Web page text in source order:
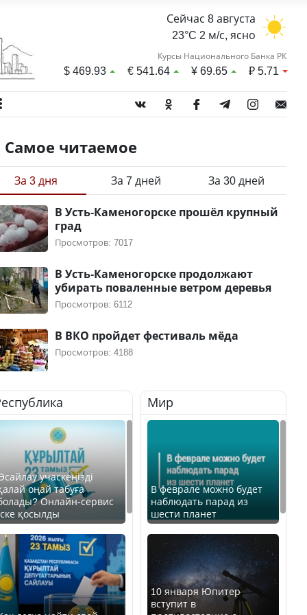
Сейчас 8 августа
23°C 2 м/с, ясно
Курсы Национального Банка РК
$469.93 €541.64 ¥69.65 ₽5.71
Самое читаемое
За 3 дня За 7 дней За 30 дней
В Усть-Каменогорске прошёл крупный
град
Просмотров: 7017
В Усть-Каменогорске продолжают
убирать поваленные ветром деревья
Просмотров: 6112
В ВКО пройдет фестиваль мёда
Просмотров: 4188
учаскеңізді
оңай табуға
Онлайн-сервис
қосылды
Мир
В феврале можно будет
наблюдать парад из
шести планет
10 января Юпитер
вступит в